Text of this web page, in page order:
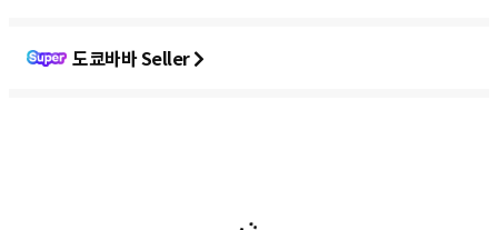
도쿄바바 Seller